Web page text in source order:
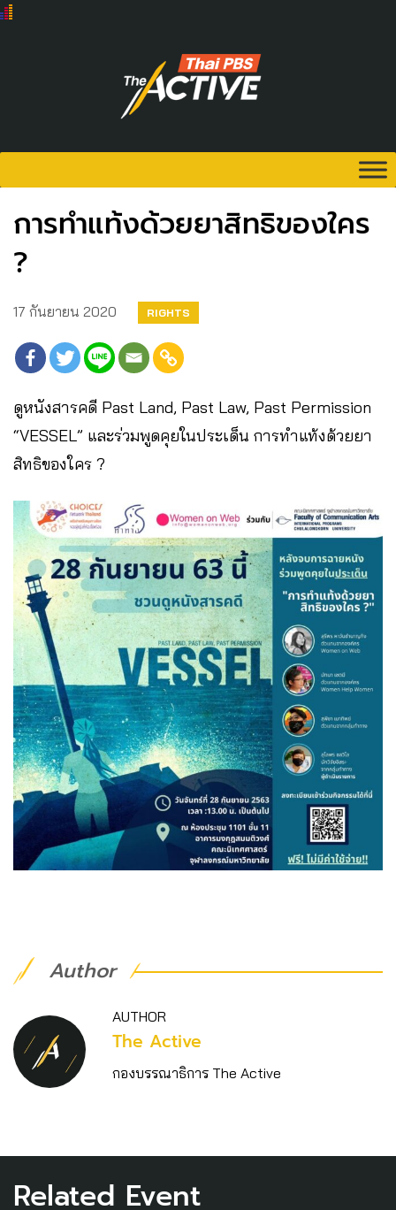
การทำแท้งด้วยยาสิทธิของใคร
?
17 กันยายน 2020 RIGHTS
ดูหนังสารคดี Past Land, Past Law, Past Permission
“VESSEL” และร่วมพูดคุยในประเด็น การทำแท้งด้วยยา
สิทธิของใคร ?
Author
AUTHOR
The Active
กองบรรณาธิการ The Active
Related Event